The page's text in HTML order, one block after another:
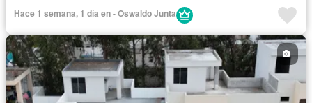
Estacionamiento
Internet
Patio
Seguridad Terraza Vista panorámica
Wifi
Sin amoblar
Hace 1 semana, 1 día en - Oswaldo Junta